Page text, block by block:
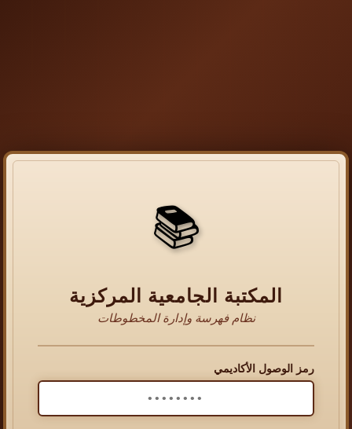
📚
المكتبة الجامعية المركزية
نظام فهرسة وإدارة المخطوطات
رمز الوصول الأكاديمي